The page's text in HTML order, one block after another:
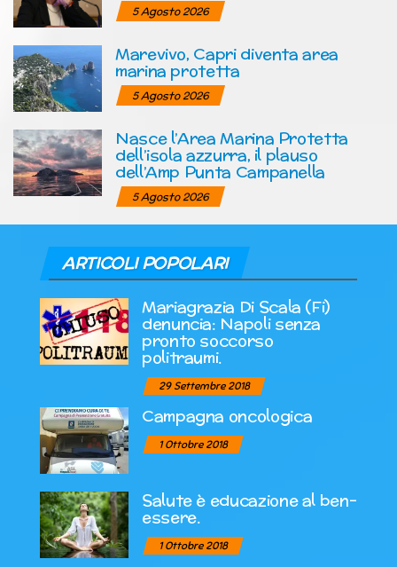
5 Agosto 2026
Marevivo, Capri diventa area
marina protetta
5 Agosto 2026
Nasce l’Area Marina Protetta
dell’isola azzurra, il plauso
dell’Amp Punta Campanella
5 Agosto 2026
ARTICOLI POPOLARI
Mariagrazia Di Scala (Fi)
denuncia: Napoli senza
pronto soccorso
politraumi.
29 Settembre 2018
Campagna oncologica
1 Ottobre 2018
Salute è educazione al ben-
essere.
1 Ottobre 2018